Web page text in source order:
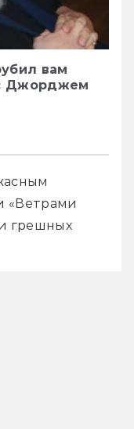
вам
Джорджем
«Ветрами
грешных